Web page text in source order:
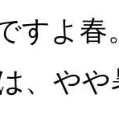
すよ春
、や